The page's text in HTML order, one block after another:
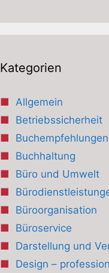
Kategorien
Allgemein
Betriebssicherheit
Buchempfehlungen
Buchhaltung
Büro und Umwelt
Büroorganisation
Büroservice
Darstellung und
Design –